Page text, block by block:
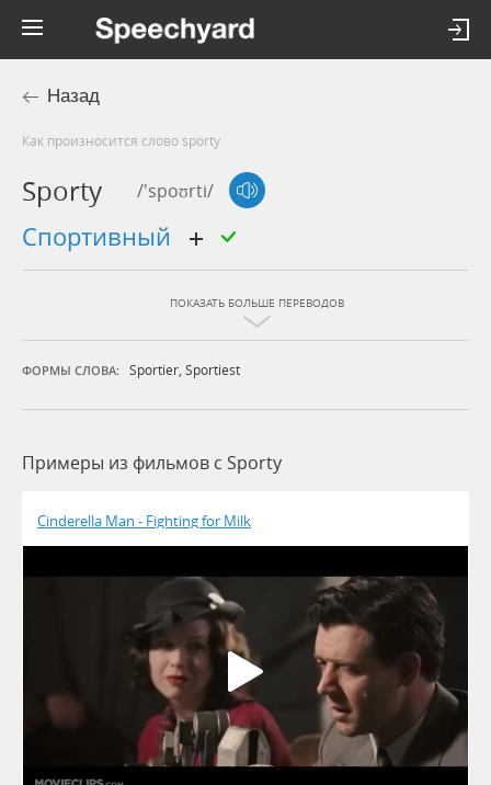
Назад
Как произносится слово sporty
Sporty /'spoʊrti/
спортивный
ПОКАЗАТЬ БОЛЬШЕ ПЕРЕВОДОВ
ФОРМЫ СЛОВА: Sportier, Sportiest
Примеры из фильмов c Sporty
Cinderella Man - Fighting for Milk